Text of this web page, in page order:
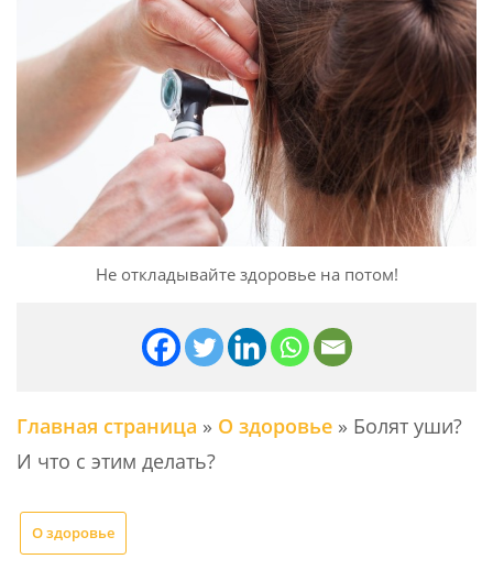
Не откладывайте здоровье на потом!
Главная страница » О здоровье » Болят уши?
И что с этим делать?
О здоровье